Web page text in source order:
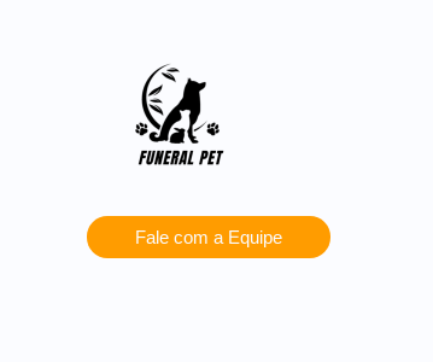
Fale com a Equipe